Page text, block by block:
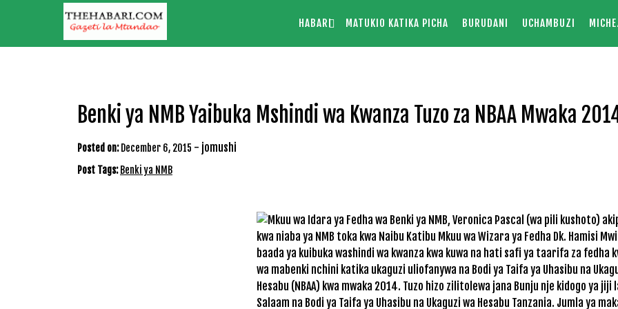
HABARI MATUKIO KATIKA PICHA BURUDANI UCHAMBUZI
Benki ya NMB Yaibuka Mshindi wa Kwanza Tuzo za NBAA Mwaka
Posted on: December 6, 2015 - jomushi
Post Tags: Benki ya NMB